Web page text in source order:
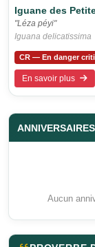
Iguane des
"Léza péyi"
Iguana delicatissima
CR — En danger
En savoir plus
Aucun